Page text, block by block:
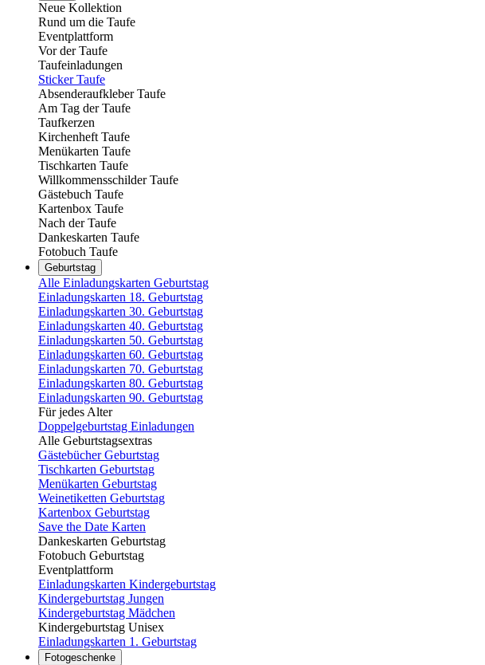
Neue Kollektion
Rund um die Taufe
Eventplattform
Vor der Taufe
Taufeinladungen
Sticker Taufe
Absenderaufkleber Taufe
Am Tag der Taufe
Taufkerzen
Kirchenheft Taufe
Menükarten Taufe
Tischkarten Taufe
Willkommensschilder Taufe
Gästebuch Taufe
Kartenbox Taufe
Nach der Taufe
Dankeskarten Taufe
Fotobuch Taufe
Geburtstag
Alle Einladungskarten Geburtstag
Einladungskarten 18. Geburtstag
Einladungskarten 30. Geburtstag
Einladungskarten 40. Geburtstag
Einladungskarten 50. Geburtstag
Einladungskarten 60. Geburtstag
Einladungskarten 70. Geburtstag
Einladungskarten 80. Geburtstag
Einladungskarten 90. Geburtstag
Für jedes Alter
Doppelgeburtstag Einladungen
Alle Geburtstagsextras
Gästebücher Geburtstag
Tischkarten Geburtstag
Menükarten Geburtstag
Weinetiketten Geburtstag
Kartenbox Geburtstag
Save the Date Karten
Dankeskarten Geburtstag
Fotobuch Geburtstag
Eventplattform
Einladungskarten Kindergeburtstag
Kindergeburtstag Jungen
Kindergeburtstag Mädchen
Kindergeburtstag Unisex
Einladungskarten 1. Geburtstag
Fotogeschenke